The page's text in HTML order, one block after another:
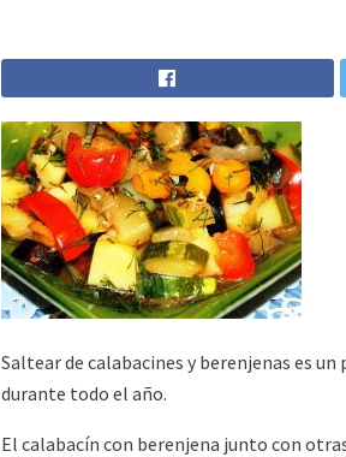
Saltear de calabacines y berenjenas es
durante todo el año.
El calabacín con berenjena junto con